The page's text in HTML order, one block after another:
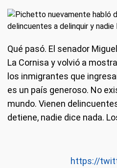
Qué pasó. El senador
La Cornisa y volvió a
los inmigrantes que
es un país generoso. No
mundo. Vienen
detiene, nadie dice nada.
https://